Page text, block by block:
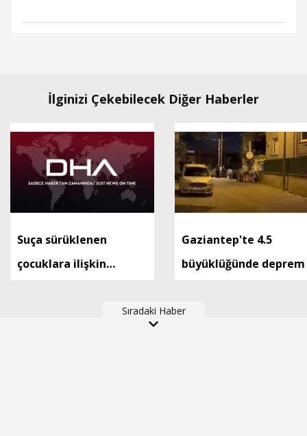
İlginizi Çekebilecek Diğer Haberler
Suça sürüklenen
çocuklara ilişkin
kanun teklifi, TBMM
Gaziantep'te 4.5
büyüklüğünde deprem
Sıradaki Haber